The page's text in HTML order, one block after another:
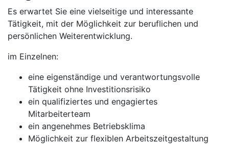
Es erwartet Sie eine vielseitige und interessante
Tätigkeit, mit der Möglichkeit zur beruflichen und
persönlichen Weiterentwicklung.
im Einzelnen:
eine eigenständige und verantwortungsvolle
Tätigkeit ohne Investitionsrisiko
ein qualifiziertes und engagiertes
Mitarbeiterteam
ein angenehmes Betriebsklima
Möglichkeit zur flexiblen Arbeitszeitgestaltung